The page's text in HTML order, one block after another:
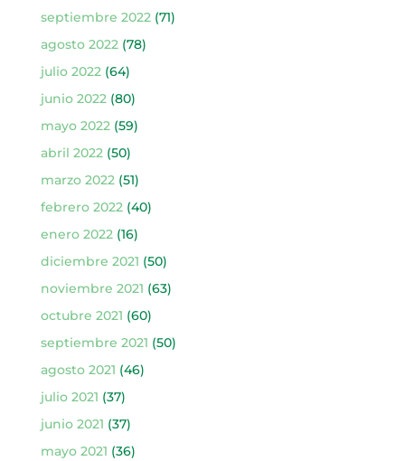
septiembre 2022(71)
agosto 2022(78)
julio 2022(64)
junio 2022(80)
mayo 2022(59)
abril 2022(50)
marzo 2022(51)
febrero 2022(40)
enero 2022(16)
diciembre 2021 (50)
noviembre 2021 (63)
octubre 2021 (60)
septiembre 2021 (50)
agosto 2021 (46)
julio 2021 (37)
junio 2021 (37)
mayo 2021 (36)